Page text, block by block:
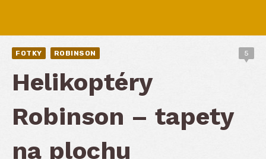
FOTKY ROBINSON 5
Helikoptéry
Robinson – tapety
na plochu